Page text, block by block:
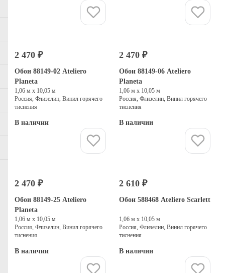
2 470 ₽
Обои 88149-02 Ateliero
Planeta
1,06 м х 10,05 м
Россия, Флизелин, Винил горячего
тиснения
В наличии
2 470 ₽
Обои 88149-06 Ateliero
Planeta
1,06 м х 10,05 м
Россия, Флизелин, Винил горячего
тиснения
В наличии
2 470 ₽
Обои 88149-25 Ateliero
Planeta
1,06 м х 10,05 м
Россия, Флизелин, Винил горячего
тиснения
В наличии
2 610 ₽
Обои 588468 Ateliero Scarlett
1,06 м х 10,05 м
Россия, Флизелин, Винил горячего
тиснения
В наличии